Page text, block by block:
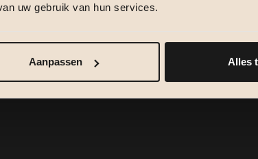
uw gebruik van hun services.
Aanpassen Alles